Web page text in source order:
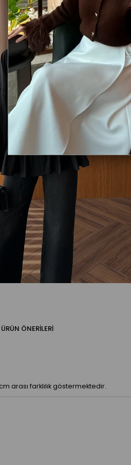
ÜRÜN ÖNERILERI
arası farklılık göstermektedir.